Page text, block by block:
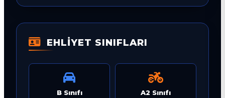
EHLİYET SINIFLARI
B Sınıfı A2 Sınıfı